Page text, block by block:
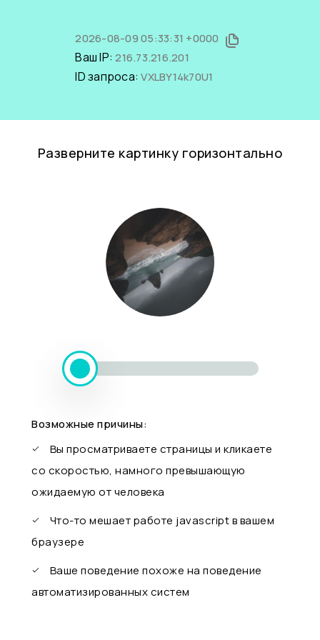
2026-08-09 05:33:31 +0000
Ваш IP:216.73.216.201
ID запроса:VXLBY14k70U1
Разверните картинку горизонтально
Возможные причины:
Вы просматриваете страницы и кликаете
со скоростью, намного превышающую
ожидаемую от человека
Что-то мешает работе javascript в вашем
браузере
Ваше поведение похоже на поведение
автоматизированных систем